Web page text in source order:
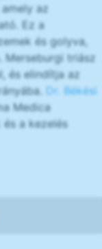
az
Ez a
és golyva,
Merseburgi triász
és elindítja az
Dr. Békési
Medica
a kezelés